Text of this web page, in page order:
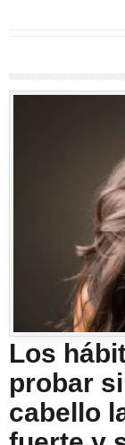
Los
probar
cabello